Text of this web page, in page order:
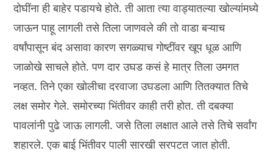
दोघींना ही बाहेर पडायचे होते. ती आता त्या वाड्यातल्या खोल्यांमध्ये
जाऊन पाहू लागली तसे तिला जाणवले की तो वाडा बऱ्याच
वर्षांपासून बंद असावा कारण सगळ्याच गोष्टींवर खूप धूळ आणि
जाळोखे साचले होते. पण दार उघड कसं हे मात्र तिला उमगत
नव्हत. तिने एका खोलीचा दरवाजा उघडला आणि तितक्यात तिचे
लक्ष समोर गेले. समोरच्या भिंतीवर काही तरी होत. ती दबक्या
पावलांनी पुढे जाऊ लागली. जसे तिला लक्षात आले तसे तिचे सर्वांग
शहारले. एक बाई भिंतीवर पाली सारखी सरपटत जात होती.